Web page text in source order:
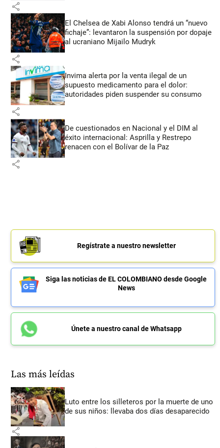
share
El Chelsea de Xabi Alonso tendrá un “nuevo
fichaje”: levantaron la suspensión por dopaje
al ucraniano Mijailo Mudryk
share
Invima alerta por la venta ilegal de un
supuesto medicamento para el dolor:
autoridades piden suspender su consumo
share
De cuestionados en Nacional y el DIM al
éxito internacional: Asprilla y Restrepo
renacen con el Bolívar de la Paz
share
Regístrate a nuestro newsletter
Siga las noticias de EL COLOMBIANO desde Google
News
Únete a nuestro canal de Whatsapp
Las más leídas
Luto entre los silleteros por la muerte de uno
de sus niños: llevaba dos días desaparecido
share